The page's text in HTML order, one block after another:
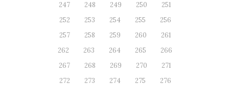
247
248 249 250
251
252
253 254 255
256
257
258 259 260
261
262
263 264 265
266
267
268 269 270
271
272
273 274 275
276